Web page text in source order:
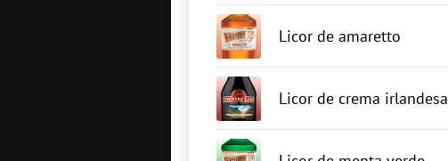
Licor de amaretto
Licor de crema irlandesa